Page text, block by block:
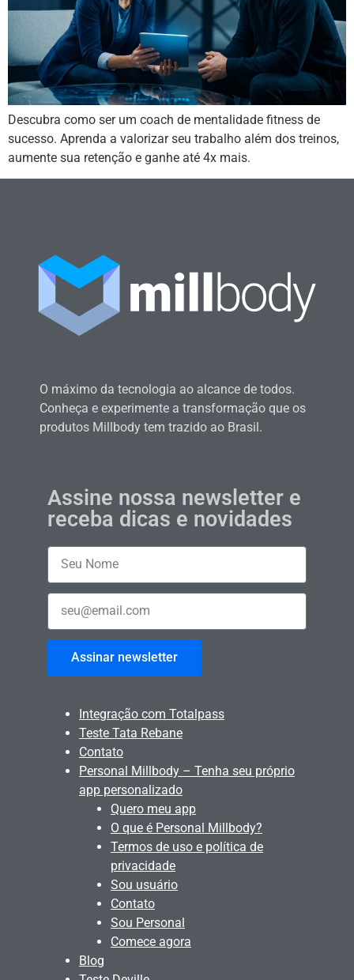
Descubra como ser um coach de mentalidade fitness de
sucesso. Aprenda a valorizar seu trabalho além dos treinos,
aumente sua retenção e ganhe até 4x mais.
O máximo da tecnologia ao alcance de todos.
Conheça e experimente a transformação que os
produtos Millbody tem trazido ao Brasil.
Assine nossa newsletter e
receba dicas e novidades
Assinar newsletter
Integração com Totalpass
Teste Tata Rebane
Contato
Personal Millbody – Tenha seu próprio
app personalizado
Quero meu app
O que é Personal Millbody?
Termos de uso e política de
privacidade
Sou usuário
Contato
Sou Personal
Comece agora
Blog